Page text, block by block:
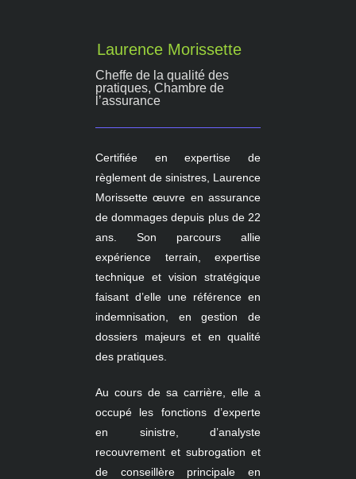
Laurence Morissette
Cheffe de la qualité des
pratiques, Chambre de
l’assurance
Certifiée en expertise de
règlement de sinistres, Laurence
Morissette œuvre en assurance
de dommages depuis plus de 22
ans. Son parcours allie
expérience terrain, expertise
technique et vision stratégique
faisant d’elle une référence en
indemnisation, en gestion de
dossiers majeurs et en qualité
des pratiques.
Au cours de sa carrière, elle a
occupé les fonctions d’experte
en sinistre, d’analyste
recouvrement et subrogation et
de conseillère principale en